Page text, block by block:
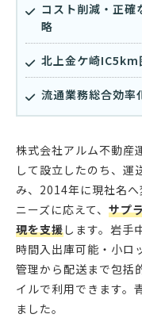
コスト削減・正確
略
北上金ケ崎IC5km
流通業務総合効率
株式会社アルム不動産
して設立したのち、運
み、2014年に現社名
ニーズに応えて、 サプ
現を支援します。岩手
時間入出庫可能・小ロ
管理から配送まで包括
イルで利用できます。
ました。